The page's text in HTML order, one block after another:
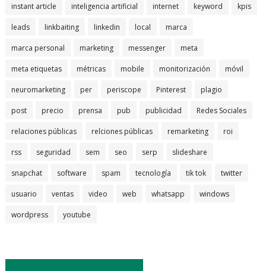
instant article inteligencia artificial internet keyword kpis
leads linkbaiting linkedin local marca
marca personal marketing messenger meta
meta etiquetas métricas mobile monitorización móvil
neuromarketing per periscope Pinterest plagio
post precio prensa pub publicidad Redes Sociales
relaciones públicas relciones públicas remarketing roi
rss seguridad sem seo serp slideshare
snapchat software spam tecnología tik tok twitter
usuario ventas video web whatsapp windows
wordpress youtube